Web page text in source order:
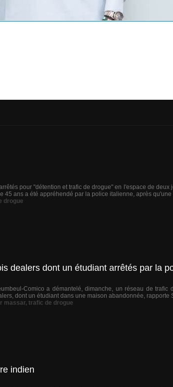
pour "détention et trafic de drogue" en l'espace de
45 ans a été appréhendé par la police italienne, après
drogue
dealers dont un étudiant arrêtés par la
Comico a démantelé, dimanche, un réseau de
dont un étudiant dans une maison abandonnée,
massar, trafic de drogue
indien